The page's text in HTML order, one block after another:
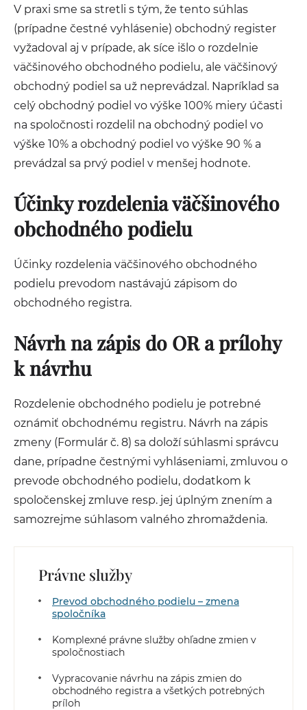
V praxi sme sa stretli s tým, že tento súhlas
(prípadne čestné vyhlásenie) obchodný register
vyžadoval aj v prípade, ak síce išlo o rozdelnie
väčšinového obchodného podielu, ale väčšinový
obchodný podiel sa už neprevádzal. Napríklad sa
celý obchodný podiel vo výške 100% miery účasti
na spoločnosti rozdelil na obchodný podiel vo
výške 10% a obchodný podiel vo výške 90 % a
prevádzal sa prvý podiel v menšej hodnote.
Účinky rozdelenia väčšinového
obchodného podielu
Účinky rozdelenia väčšinového obchodného
podielu prevodom nastávajú zápisom do
obchodného registra.
Návrh na zápis do OR a prílohy
k návrhu
Rozdelenie obchodného podielu je potrebné
oznámiť obchodnému registru. Návrh na zápis
zmeny (Formulár č. 8) sa doloží súhlasmi správcu
dane, prípadne čestnými vyhláseniami, zmluvou o
prevode obchodného podielu, dodatkom k
spoločenskej zmluve resp. jej úplným znením a
samozrejme súhlasom valného zhromaždenia.
Právne služby
Prevod obchodného podielu – zmena
spoločníka
Komplexné právne služby ohľadne zmien v
spoločnostiach
Vypracovanie návrhu na zápis zmien do
obchodného registra a všetkých potrebných
príloh